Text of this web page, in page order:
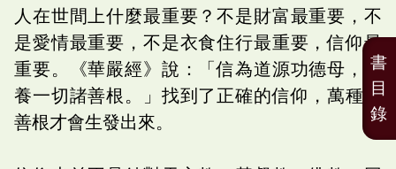
人在世間上什麼最重要？不是財富最重要，不
是愛情最重要，不是衣食住行最重要，信仰最
重要。《華嚴經》說：「信為道源功德母，長
養一切諸善根。」找到了正確的信仰，萬種的
善根才會生發出來。
書
目
錄